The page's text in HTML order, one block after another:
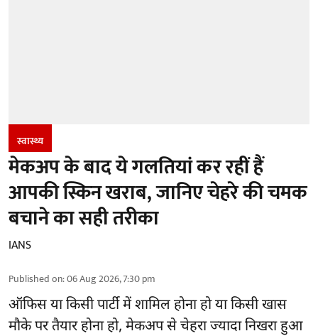
स्वास्थ्य
मेकअप के बाद ये गलतियां कर रहीं हैं
आपकी स्किन खराब, जानिए चेहरे की चमक
बचाने का सही तरीका
IANS
Published on:06 Aug 2026, 7:30 pm
ऑफिस या किसी पार्टी में शामिल होना हो या किसी खास
मौके पर तैयार होना हो, मेकअप सेचेहरा ज्यादा निखराहुआ